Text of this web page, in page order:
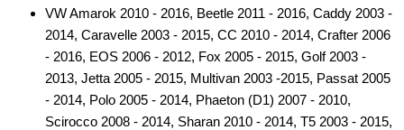
VW Amarok 2010 - 2016, Beetle 2011 - 2016, Caddy 2003 -
2014, Caravelle 2003 - 2015, CC 2010 - 2014, Crafter 2006
- 2016, EOS 2006 - 2012, Fox 2005 - 2015, Golf 2003 -
2013, Jetta 2005 - 2015, Multivan 2003 -2015, Passat 2005
- 2014, Polo 2005 - 2014, Phaeton (D1) 2007 - 2010,
Scirocco 2008 - 2014, Sharan 2010 - 2014, T5 2003 - 2015,